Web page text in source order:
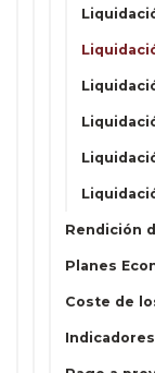
Rendición
Planes
Coste de
Indicadores